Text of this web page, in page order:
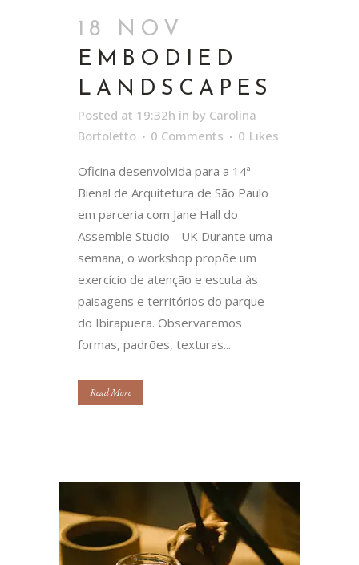
18 NOV
EMBODIED
LANDSCAPES
Posted at 19:32h in by Carolina
Bortoletto
0 Comments 0 Likes
Oficina desenvolvida para a 14ª
Bienal de Arquitetura de São Paulo
em parceria com Jane Hall do
Assemble Studio - UK Durante uma
semana, o workshop propõe um
exercício de atenção e escuta às
paisagens e territórios do parque
do Ibirapuera. Observaremos
formas, padrões, texturas...
Read More